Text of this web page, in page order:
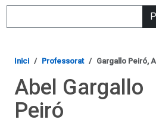
Inici Professorat Gargallo Peiró,
Abel Gargallo
Peiró